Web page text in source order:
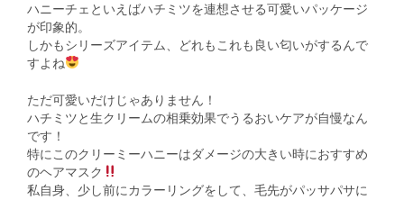
ハニーチェといえばハチミツを連想させる可愛いパッケージ
が印象的。
しかもシリーズアイテム、どれもこれも良い匂いがするんで
すよね
ただ可愛いだけじゃありません！
ハチミツと生クリームの相乗効果でうるおいケアが自慢なん
です！
特にこのクリーミーハニーはダメージの大きい時におすすめ
のヘアマスク
私自身、少し前にカラーリングをして、毛先がパッサパサに